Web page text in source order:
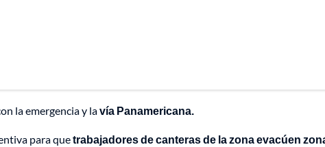
la emergencia y lavía Panamericana.
para quetrabajadores de canteras de la zona evacúen